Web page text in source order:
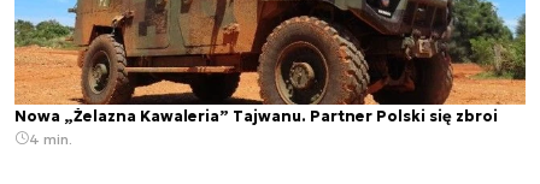
Nowa „Żelazna Kawaleria” Tajwanu. Partner Polski się zbroi
4 min.